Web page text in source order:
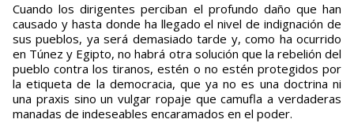
Cuando los dirigentes perciban el profundo daño que han
causado y hasta donde ha llegado el nivel de indignación de
sus pueblos, ya será demasiado tarde y, como ha ocurrido
en Túnez y Egipto, no habrá otra solución que la rebelión del
pueblo contra los tiranos, estén o no estén protegidos por
la etiqueta de la democracia, que ya no es una doctrina ni
una praxis sino un vulgar ropaje que camufla a verdaderas
manadas de indeseables encaramados en el poder.